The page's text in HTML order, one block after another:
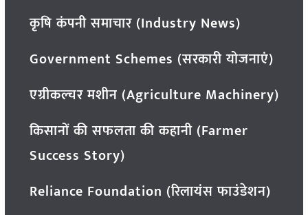
कृषि कंपनी समाचार (Industry News)
Government Schemes (सरकारी योजनाएं)
एग्रीकल्चर मशीन (Agriculture Machinery)
किसानों की सफलता की कहानी (Farmer
Success Story)
Reliance Foundation (रिलायंस फाउंडेशन)